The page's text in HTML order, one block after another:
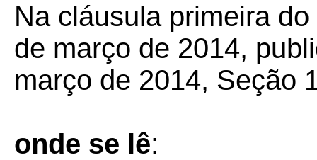
Na cláusula primeira
de março de 2014,
março de 2014, Seção
onde se lê: